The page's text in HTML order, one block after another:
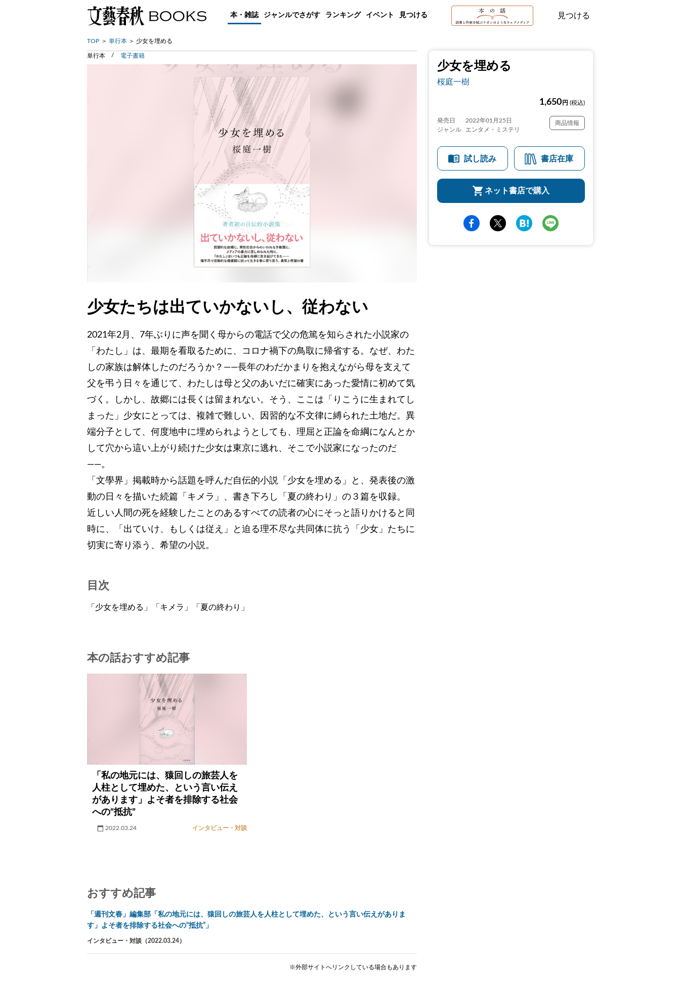
本・雑誌 ジャンルでさがす ランキング イベント 見つける 見つける
TOP 単行本 少女を埋める
少女を埋める
桜庭一樹
1,650 円 (税込)
発売日
2022年01月25日
ジャンル
エンタメ・ミステリ
商品情報
試し読み 書店在庫
ネット書店で購入
単行本 電子書籍
少女たちは出ていかないし、従わない
2021年2月、7年ぶりに声を聞く母からの電話で父の危篤を知らされた小説家の
「わたし」は、最期を看取るために、コロナ禍下の鳥取に帰省する。なぜ、わた
しの家族は解体したのだろうか？――長年のわだかまりを抱えながら母を支えて
父を弔う日々を通じて、わたしは母と父のあいだに確実にあった愛情に初めて気
づく。しかし、故郷には長くは留まれない。そう、ここは「りこうに生まれてし
まった」少女にとっては、複雑で難しい、因習的な不文律に縛られた土地だ。異
端分子として、何度地中に埋められようとしても、理屈と正論を命綱になんとか
して穴から這い上がり続けた少女は東京に逃れ、そこで小説家になったのだ
――。
「文學界」掲載時から話題を呼んだ自伝的小説「少女を埋める」と、発表後の激
動の日々を描いた続篇「キメラ」、書き下ろし「夏の終わり」の３篇を収録。
近しい人間の死を経験したことのあるすべての読者の心にそっと語りかけると同
時に、「出ていけ、もしくは従え」と迫る理不尽な共同体に抗う「少女」たちに
切実に寄り添う、希望の小説。
目次
「少女を埋める」「キメラ」「夏の終わり」
本の話おすすめ記事
「私の地元には、猿回しの旅芸人を
人柱として埋めた、という言い伝え
があります」よそ者を排除する社会
への“抵抗”
2022.03.24 インタビュー・対談
おすすめ記事
「週刊文春」編集部「私の地元には、猿回しの旅芸人を人柱として埋めた、という言い伝えがありま
す」よそ者を排除する社会への“抵抗”」
インタビュー・対談（2022.03.24）
※外部サイトへリンクしている場合もあります